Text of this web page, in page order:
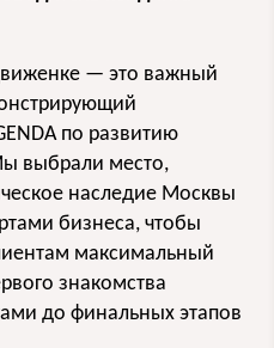
— это важный
по развитию
выбрали место,
наследие Москвы
бизнеса, чтобы
максимальный
знакомства
до финальных этапов